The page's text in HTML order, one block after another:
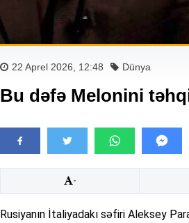
22 Aprel 2026, 12:48 Dünya
Bu dəfə Melonini
-
Rusiyanın İtaliyadakı səfiri Aleksey